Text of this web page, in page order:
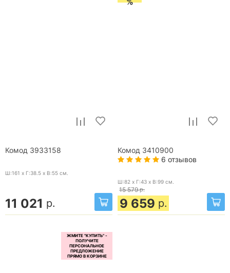
Комод 3933158
Ш:161 x Г:38.5 x В:55 см.
11 021 р.
Комод 3410900
6 отзывов
Ш:82 x Г:43 x В:99 см.
15 579 р.
9 659 р.